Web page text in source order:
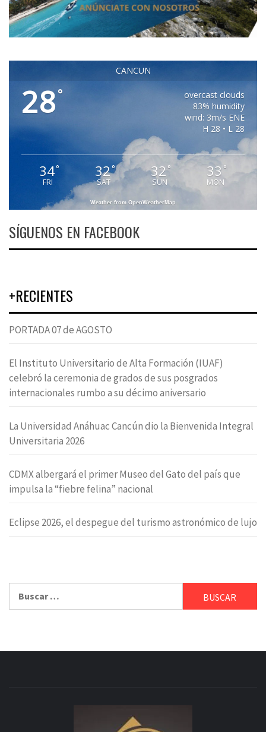
CANCUN
28°
overcast clouds
83% humidity
wind: 3m/s ENE
H 28 • L 28
34°
FRI
32°
SAT
32 °
SUN
33 °
MON
Weather from OpenWeatherMap
SÍGUENOS EN FACEBOOK
+RECIENTES
PORTADA 07 de AGOSTO
El Instituto Universitario de Alta Formación (IUAF)
celebró la ceremonia de grados de sus posgrados
internacionales rumbo a su décimo aniversario
La Universidad Anáhuac Cancún dio la Bienvenida Integral
Universitaria 2026
CDMX albergará el primer Museo del Gato del país que
impulsa la “fiebre felina” nacional
Eclipse 2026, el despegue del turismo astronómico de lujo